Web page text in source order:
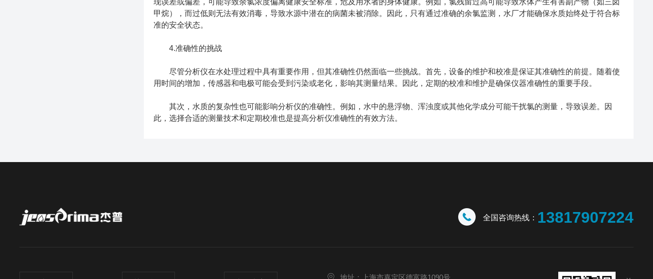
现误差或偏差，可能导致余氯浓度偏离健康安全标准，危及用水者的身体健康。例如，氯残留过高可能导致水体产生有害副产物（如三卤
甲烷），而过低则无法有效消毒，导致水源中潜在的病菌未被消除。因此，只有通过准确的余氯监测，水厂才能确保水质始终处于符合标
准的安全状态。
4.准确性的挑战
尽管分析仪在水处理过程中具有重要作用，但其准确性仍然面临一些挑战。首先，设备的维护和校准是保证其准确性的前提。随着使
用时间的增加，传感器和电极可能会受到污染或老化，影响其测量结果。因此，定期的校准和维护是确保仪器准确性的重要手段。
其次，水质的复杂性也可能影响分析仪的准确性。例如，水中的悬浮物、浑浊度或其他化学成分可能干扰氯的测量，导致误差。因
此，选择合适的测量技术和定期校准也是提高分析仪准确性的有效方法。
全国咨询热线： 13817907224
地址：上海市嘉定区德富路1090号